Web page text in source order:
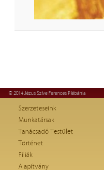
© 2014 Jézus Szíve Ferences Plébánia
Szerzeteseink
Munkatársak
Tanácsadó Testület
Történet
Fíliák
Alapítvány